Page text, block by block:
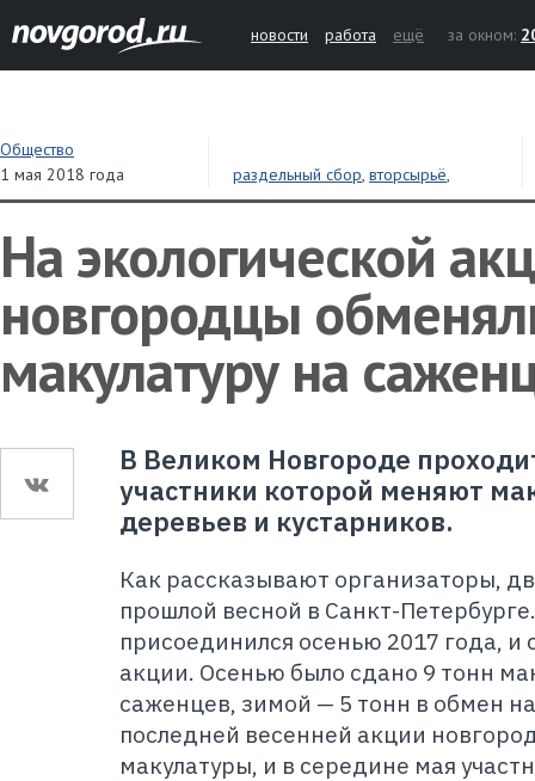
новости работа ещё за окном:
Общество
1 мая 2018 года
раздельный сбор, вторсырьё,
экология,акции
На экологической
новгородцы
макулатуру на
В Великом Новгороде
участники которой меняют
деревьев и кустарников.
Как рассказывают организаторы,
прошлой весной в Санкт-
присоединился осенью 2017 года, и
акции. Осенью было сдано 9 тонн
саженцев, зимой — 5 тонн в обмен
последней весенней акции
макулатуры, и в середине мая